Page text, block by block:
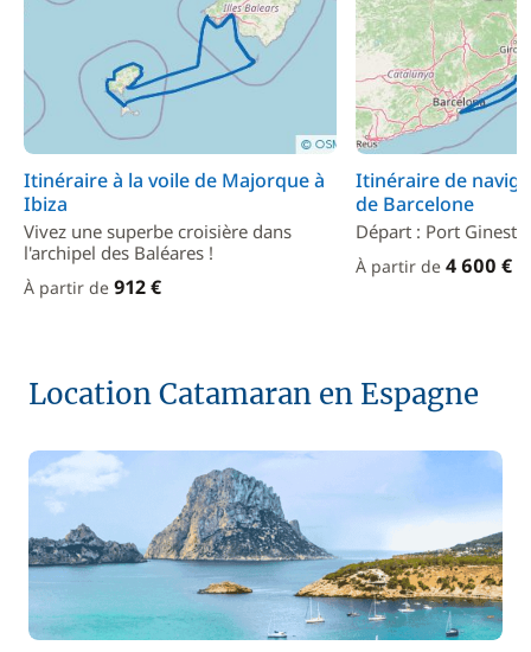
Itinéraire à la voile de Majorque à
Ibiza
Vivez une superbe croisière dans
l'archipel des Baléares !
À partir de 912 €
Itinéraire de
de Barcelone
Départ : Port Ginesta
À partir de 4 600 €
Location Catamaran en Espagne